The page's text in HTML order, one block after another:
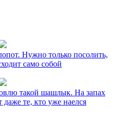
Нужно только посолить,
само собой
такой шашлык. На запах
те, кто уже наелся